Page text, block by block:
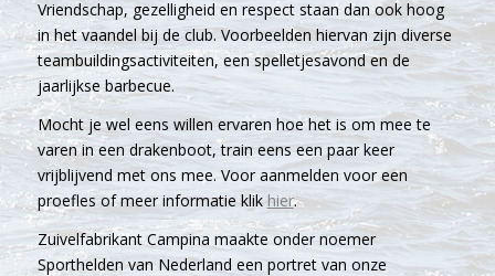
Vriendschap, gezelligheid en respect staan dan ook hoog
in het vaandel bij de club. Voorbeelden hiervan zijn diverse
teambuildingsactiviteiten, een spelletjesavond en de
jaarlijkse barbecue.
Mocht je wel eens willen ervaren hoe het is om mee te
varen in een drakenboot, train eens een paar keer
vrijblijvend met ons mee. Voor aanmelden voor een
proefles of meer informatie klik hier.
Zuivelfabrikant Campina maakte onder noemer
Sporthelden van Nederland een portret van onze